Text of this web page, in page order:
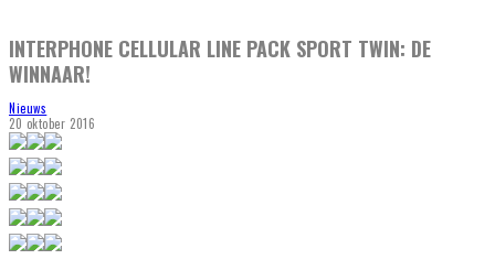
INTERPHONE CELLULAR LINE PACK SPORT TWIN: DE
WINNAAR!
Nieuws
20 oktober 2016